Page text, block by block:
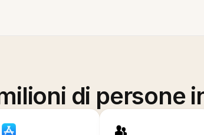
di persone